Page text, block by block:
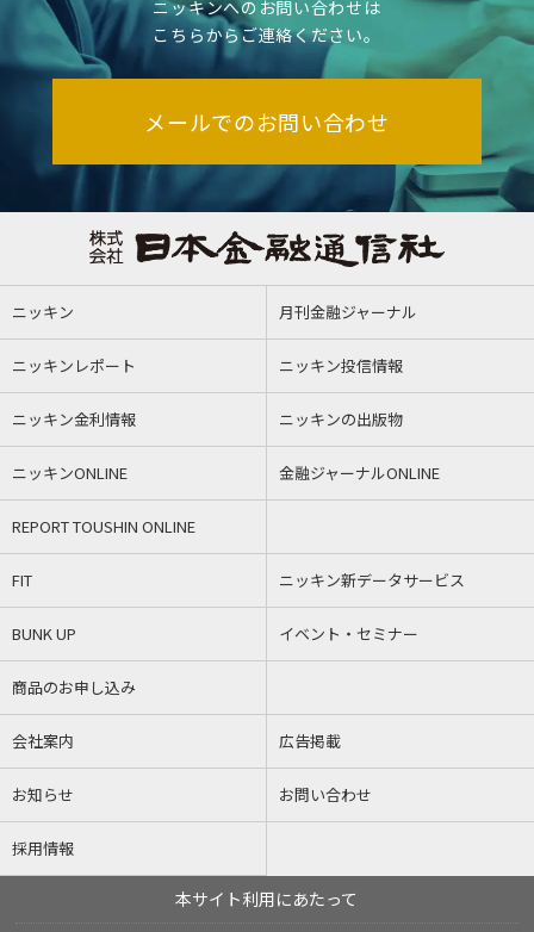
ニッキンへのお問い合わせは
こちらからご連絡ください。
メールでのお問い合わせ
ニッキン 月刊金融ジャーナル
ニッキンレポート ニッキン投信情報
ニッキン金利情報 ニッキンの出版物
ニッキンONLINE 金融ジャーナルONLINE
REPORT TOUSHIN ONLINE
FIT ニッキン新データサービス
BUNK UP イベント・セミナー
商品のお申し込み
会社案内 広告掲載
お知らせ お問い合わせ
採用情報
本サイト利用にあたって